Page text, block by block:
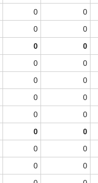
0 0
0 0
0 0
0 0
0 0
0 0
0 0
0 0
0 0
0 0